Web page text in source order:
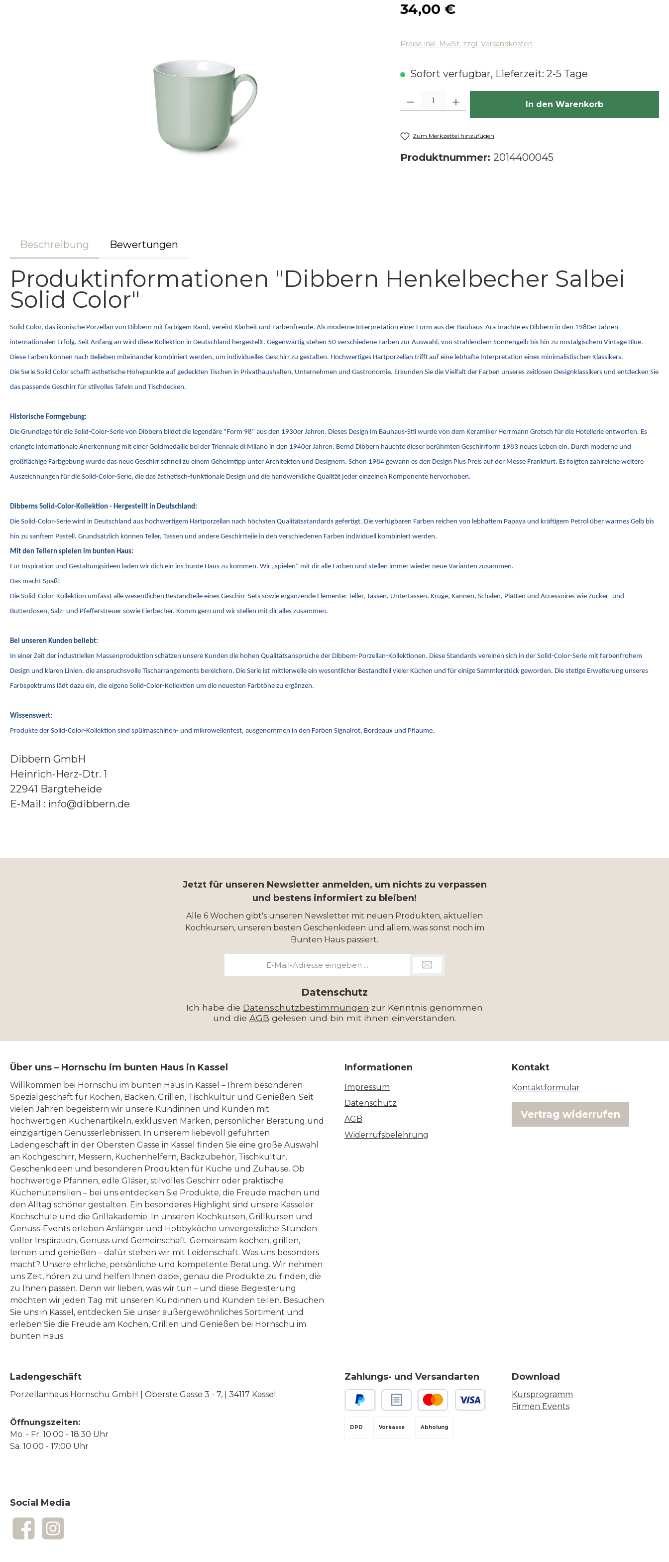
Regulärer Preis:
34,00 €
Preise inkl. MwSt. zzgl. Versandkosten
Sofort verfügbar, Lieferzeit: 2-5 Tage
Produkt Anzahl: Gib den gewünschten Wert ein oder benutze die
In den Warenkorb
Zum Merkzettel hinzufügen
Produktnummer: 2014400045
Beschreibung Bewertungen
Produktinformationen "Dibbern Henkelbecher Salbei
Solid Color"
Solid Color, das ikonische Porzellan von Dibbern mit farbigem Rand, vereint Klarheit und Farbenfreude. Als moderne Interpretation einer Form aus der Bauhaus-Ära brachte es Dibbern in den 1980er Jahren
internationalen Erfolg. Seit Anfang an wird diese Kollektion in Deutschland hergestellt. Gegenwärtig stehen 50 verschiedene Farben zur Auswahl, von strahlendem Sonnengelb bis hin zu nostalgischem Vintage Blue.
Diese Farben können nach Belieben miteinander kombiniert werden, um individuelles Geschirr zu gestalten. Hochwertiges Hartporzellan trifft auf eine lebhafte Interpretation eines minimalistischen Klassikers.
Die Serie Solid Color schafft ästhetische Höhepunkte auf gedeckten Tischen in Privathaushalten, Unternehmen und Gastronomie. Erkunden Sie die Vielfalt der Farben unseres zeitlosen Designklassikers und entdecken Sie
das passende Geschirr für stilvolles Tafeln und Tischdecken.
Historische Formgebung:
Die Grundlage für die Solid-Color-Serie von Dibbern bildet die legendäre "Form 98" aus den 1930er Jahren. Dieses Design im Bauhaus-Stil wurde von dem Keramiker Herrmann Gretsch für die Hotellerie entworfen. Es
erlangte internationale Anerkennung mit einer Goldmedaille bei der Triennale di Milano in den 1940er Jahren. Bernd Dibbern hauchte dieser berühmten Geschirrform 1983 neues Leben ein. Durch moderne und
großflächige Farbgebung wurde das neue Geschirr schnell zu einem Geheimtipp unter Architekten und Designern. Schon 1984 gewann es den Design Plus Preis auf der Messe Frankfurt. Es folgten zahlreiche weitere
Auszeichnungen für die Solid-Color-Serie, die das ästhetisch-funktionale Design und die handwerkliche Qualität jeder einzelnen Komponente hervorhoben.
Dibberns Solid-Color-Kollektion - Hergestellt in Deutschland:
Die Solid-Color-Serie wird in Deutschland aus hochwertigem Hartporzellan nach höchsten Qualitätsstandards gefertigt. Die verfügbaren Farben reichen von lebhaftem Papaya und kräftigem Petrol über warmes Gelb bis
hin zu sanftem Pastell. Grundsätzlich können Teller, Tassen und andere Geschirrteile in den verschiedenen Farben individuell kombiniert werden.
Mit den Tellern spielen im bunten Haus:
Für Inspiration und Gestaltungsideen laden wir dich ein ins bunte Haus zu kommen. Wir „spielen“ mit dir alle Farben und stellen immer wieder neue Varianten zusammen.
Das macht Spaß!
Die Solid-Color-Kollektion umfasst alle wesentlichen Bestandteile eines Geschirr-Sets sowie ergänzende Elemente: Teller, Tassen, Untertassen, Krüge, Kannen, Schalen, Platten und Accessoires wie Zucker- und
Butterdosen, Salz- und Pfefferstreuer sowie Eierbecher. Komm gern und wir stellen mit dir alles zusammen.
Bei unseren Kunden beliebt:
In einer Zeit der industriellen Massenproduktion schätzen unsere Kunden die hohen Qualitätsansprüche der Dibbern-Porzellan-Kollektionen. Diese Standards vereinen sich in der Solid-Color-Serie mit farbenfrohem
Design und klaren Linien, die anspruchsvolle Tischarrangements bereichern. Die Serie ist mittlerweile ein wesentlicher Bestandteil vieler Küchen und für einige Sammlerstück geworden. Die stetige Erweiterung unseres
Farbspektrums lädt dazu ein, die eigene Solid-Color-Kollektion um die neuesten Farbtöne zu ergänzen.
Wissenswert:
Produkte der Solid-Color-Kollektion sind spülmaschinen- und mikrowellenfest, ausgenommen in den Farben Signalrot, Bordeaux und Pflaume.
Dibbern GmbH
Heinrich-Herz-Dtr. 1
22941 Bargteheide
E-Mail : info@dibbern.de
Jetzt für unseren Newsletter anmelden, um nichts zu verpassen
und bestens informiert zu bleiben!
Alle 6 Wochen gibt's unseren Newsletter mit neuen Produkten, aktuellen
Kochkursen, unseren besten Geschenkideen und allem, was sonst noch im
Bunten Haus passiert.
Datenschutz
Ich habe die Datenschutzbestimmungen zur Kenntnis genommen
und die AGB gelesen und bin mit ihnen einverstanden.
Über uns – Hornschu im bunten Haus in Kassel
Willkommen bei Hornschu im bunten Haus in Kassel – Ihrem besonderen
Spezialgeschäft für Kochen, Backen, Grillen, Tischkultur und Genießen. Seit
vielen Jahren begeistern wir unsere Kundinnen und Kunden mit
hochwertigen Küchenartikeln, exklusiven Marken, persönlicher Beratung und
einzigartigen Genusserlebnissen. In unserem liebevoll geführten
Ladengeschäft in der Obersten Gasse in Kassel finden Sie eine große Auswahl
an Kochgeschirr, Messern, Küchenhelfern, Backzubehör, Tischkultur,
Geschenkideen und besonderen Produkten für Küche und Zuhause. Ob
hochwertige Pfannen, edle Gläser, stilvolles Geschirr oder praktische
Küchenutensilien – bei uns entdecken Sie Produkte, die Freude machen und
den Alltag schöner gestalten. Ein besonderes Highlight sind unsere Kasseler
Kochschule und die Grillakademie. In unseren Kochkursen, Grillkursen und
Genuss-Events erleben Anfänger und Hobbyköche unvergessliche Stunden
voller Inspiration, Genuss und Gemeinschaft. Gemeinsam kochen, grillen,
lernen und genießen – dafür stehen wir mit Leidenschaft. Was uns besonders
macht? Unsere ehrliche, persönliche und kompetente Beratung. Wir nehmen
uns Zeit, hören zu und helfen Ihnen dabei, genau die Produkte zu finden, die
zu Ihnen passen. Denn wir lieben, was wir tun – und diese Begeisterung
möchten wir jeden Tag mit unseren Kundinnen und Kunden teilen. Besuchen
Sie uns in Kassel, entdecken Sie unser außergewöhnliches Sortiment und
erleben Sie die Freude am Kochen, Grillen und Genießen bei Hornschu im
bunten Haus.
Informationen
Impressum
Datenschutz
AGB
Widerrufsbelehrung
Kontakt
Kontaktformular
Vertrag widerrufen
Ladengeschäft
Porzellanhaus Hornschu GmbH | Oberste Gasse 3 - 7, | 34117 Kassel
Öffnungszeiten:
Mo. - Fr. 10:00 - 18:30 Uhr
Sa. 10:00 - 17:00 Uhr
Zahlungs- und Versandarten
Vorkasse
DPD Abholung
Download
Kursprogramm
Firmen Events
Social Media
FacebookInstagram